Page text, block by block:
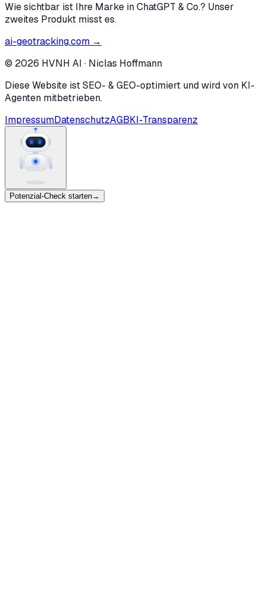
Wie sichtbar ist Ihre Marke in ChatGPT & Co.? Unser
zweites Produkt misst es.
ai-geotracking.com →
© 2026 HVNH AI · Niclas Hoffmann
Diese Website ist SEO- & GEO-optimiert und wird von KI-
Agenten mitbetrieben.
ImpressumDatenschutzAGBKI-Transparenz
Potenzial-Check starten→